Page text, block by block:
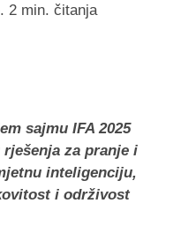
2 min. čitanja
sajmu IFA 2025
za pranje i
inteligenciju,
i održivost